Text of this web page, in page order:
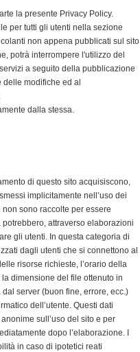
la presente Privacy Policy.
per tutti gli utenti nella sezione
non appena pubblicati sul sito
potrà interrompere l'utilizzo del
a seguito della pubblicazione
modifiche ed al
dalla stessa.
di questo sito acquisiscono,
implicitamente nell’uso dei
sono raccolte per essere
attraverso elaborazioni
gli utenti. In questa categoria di
dagli utenti che si connettono al
risorse richieste, l’orario della
dimensione del file ottenuto in
server (buon fine, errore, ecc.)
dell’utente. Questi dati
sull’uso del sito e per
dopo l’elaborazione. I
in caso di ipotetici reati